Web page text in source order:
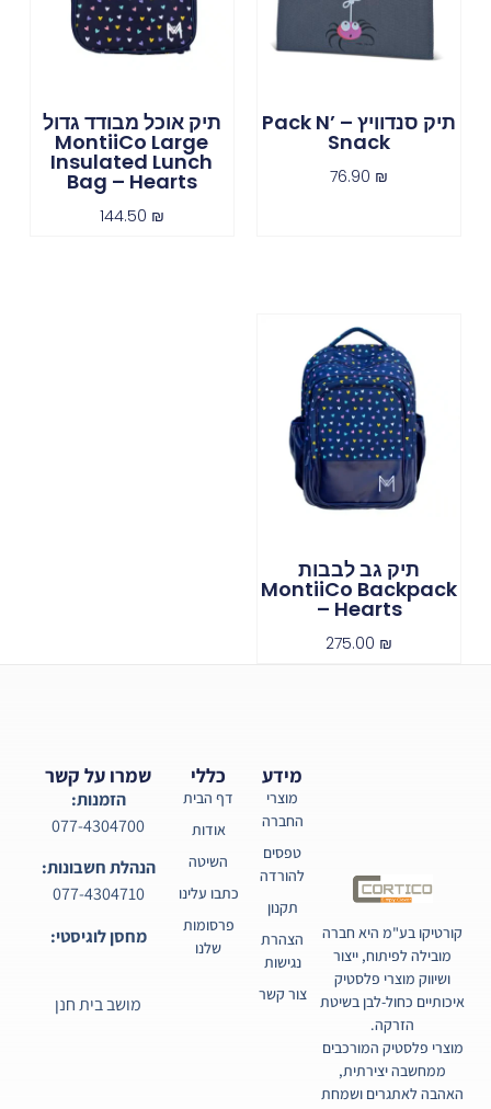
תיק סנדוויץ – Pack N’
Snack
76.90 ₪
תיק אוכל מבודד גדול
MontiiCo Large
Insulated Lunch
Bag – Hearts
144.50 ₪
תיק גב לבבות
MontiiCo Backpack
– Hearts
275.00 ₪
קורטיקו בע"מ היא חברה
מובילה לפיתוח, ייצור
ושיווק מוצרי פלסטיק
איכותיים כחול-לבן בשיטת
הזרקה.
מוצרי פלסטיק המורכבים
ממחשבה יצירתית,
האהבה לאתגרים ושמחת
כללי
דף הבית
אודות
השיטה
כתבו עלינו
פרסומות
שלנו
מידע
מוצרי
החברה
טפסים
להורדה
תקנון
הצהרת
נגישות
צור קשר
שמרו על קשר
הזמנות:
077-4304700
הנהלת חשבונות:
077-4304710
מחסן לוגיסטי:
מושב בית חנן